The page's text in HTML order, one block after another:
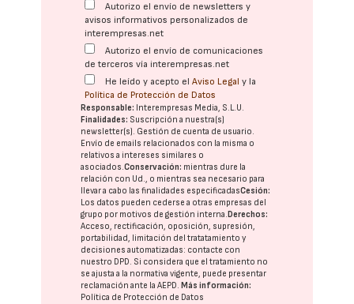
Autorizo el envío de newsletters y
avisos informativos personalizados de
interempresas.net
Autorizo el envío de comunicaciones
de terceros vía interempresas.net
He leído y acepto elAviso Legal y la
Política de Protección de Datos
Responsable: Interempresas Media, S.L.U.
Finalidades: Suscripción a nuestra(s)
newsletter(s). Gestión de cuenta de usuario.
Envío de emails relacionados con la misma o
relativos a intereses similares o
asociados.Conservación: mientras dure la
relación con Ud., o mientras sea necesario para
llevar a cabo las finalidades especificadasCesión:
Los datos pueden cederse a otras empresas del
grupo por motivos de gestión interna. Derechos:
Acceso, rectificación, oposición, supresión,
portabilidad, limitación del tratatamiento y
decisiones automatizadas: contacte con
nuestro DPD. Si considera que el tratamiento no
se ajusta a la normativa vigente, puede presentar
reclamación ante laAEPD. Más información:
Política de Protección de Datos